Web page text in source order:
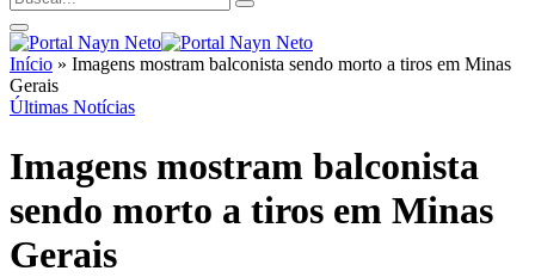
Início » Imagens mostram balconista sendo morto a tiros em Minas
Gerais
Últimas Notícias
Imagens mostram balconista
sendo morto a tiros em Minas
Gerais